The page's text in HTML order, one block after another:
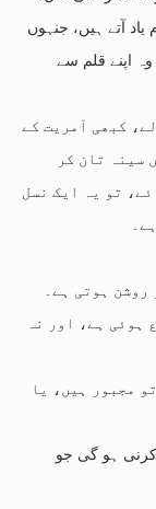
آتے ہیں، جنہوں
اپنے قلم سے
کبھی آمریت کے
سینہ تان کر
تو یہ ایک نسل
ہوتی ہے۔
ہوئی ہے، اور نہ
مجبور ہیں، یا
کرنی ہو گی جو